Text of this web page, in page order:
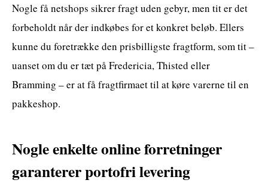
Nogle få netshops sikrer fragt uden gebyr, men tit er det
forbeholdt når der indkøbes for et konkret beløb. Ellers
kunne du foretrække den prisbilligste fragtform, som tit –
uanset om du er tæt på Fredericia, Thisted eller
Bramming – er at få fragtfirmaet til at køre varerne til en
pakkeshop.
Nogle enkelte online forretninger
garanterer portofri levering